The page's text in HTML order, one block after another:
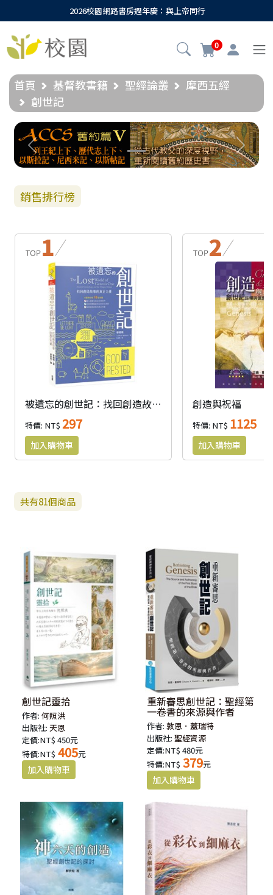
2026校園網路書房週年慶：與上帝同行
0
首頁 基督教書籍 聖經論叢
摩西五經
創世記
Previous Next
銷售排行榜
被遺忘的創世記：找回創造故事的真正力量
特價: NT$297
創造與祝福
特價: NT$ 1125
共有81個商品
創世記靈拾
作者:何照洪
出版社:天恩
定價:NT$ 450元
特價:NT$ 405元
重新審思創世記：聖經第
一卷書的來源與作者
作者:敦恩．蓋瑞特
出版社:聖經資源
定價:NT$ 480元
特價:NT$ 379元